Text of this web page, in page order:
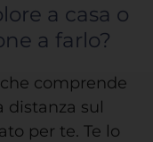
a casa o
a farlo?
che comprende
distanza sul
per te. Te lo